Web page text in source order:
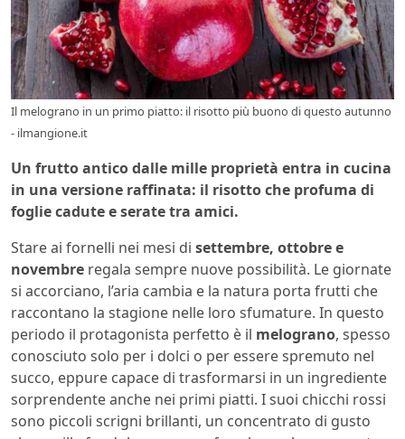
Il melograno in un primo piatto: il risotto più buono di questo autunno
- ilmangione.it
Un frutto antico dalle mille proprietà entra in cucina
in una versione raffinata: il risotto che profuma di
foglie cadute e serate tra amici.
Stare ai fornelli nei mesi di settembre, ottobre e
novembre regala sempre nuove possibilità. Le giornate
si accorciano, l’aria cambia e la natura porta frutti che
raccontano la stagione nelle loro sfumature. In questo
periodo il protagonista perfetto è il melograno, spesso
conosciuto solo per i dolci o per essere spremuto nel
succo, eppure capace di trasformarsi in un ingrediente
sorprendente anche nei primi piatti. I suoi chicchi rossi
sono piccoli scrigni brillanti, un concentrato di gusto